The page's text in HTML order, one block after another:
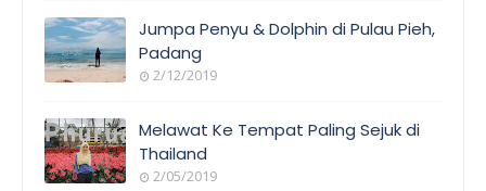
Jumpa Penyu & Dolphin di Pulau Pieh,
Padang
2/12/2019
Melawat Ke Tempat Paling Sejuk di
Thailand
2/05/2019